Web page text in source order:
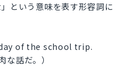
という意味を表す形容詞に
of the school trip.
な話だ。）